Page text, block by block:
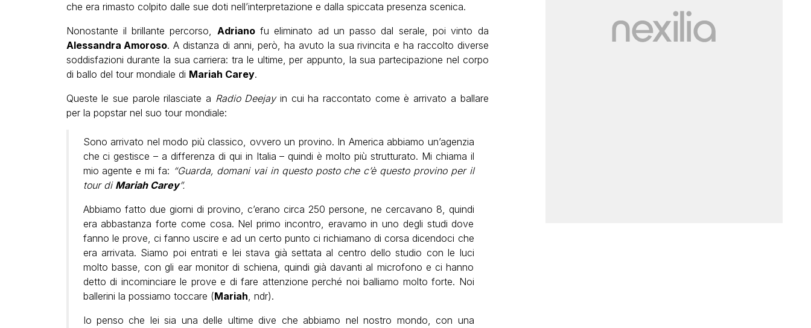
che era rimasto colpito dalle sue doti nell’interpretazione e dalla spiccata presenza scenica.
Nonostante il brillante percorso, Adrianofu eliminato ad un passo dal serale, poi vinto da
Alessandra Amoroso. A distanza di anni, però, ha avuto la sua rivincita e ha raccolto diverse
soddisfazioni durante la sua carriera: tra le ultime, per appunto, la sua partecipazione nel corpo
di ballo del tour mondiale di Mariah Carey.
Queste le sue parole rilasciate a Radio Deejayin cui ha raccontato come è arrivato a ballare
per la popstar nel suo tour mondiale:
Sono arrivato nel modo più classico, ovvero un provino. In America abbiamo un’agenzia
che ci gestisce – a differenza di qui in Italia – quindi è molto più strutturato. Mi chiama il
mio agente e mi fa: “Guarda, domani vai in questo posto che c’è questo provino per il
tour di Mariah Carey”.
Abbiamo fatto due giorni di provino, c’erano circa 250 persone, ne cercavano 8, quindi
era abbastanza forte come cosa. Nel primo incontro, eravamo in uno degli studi dove
fanno le prove, ci fanno uscire e ad un certo punto ci richiamano di corsa dicendoci che
era arrivata. Siamo poi entrati e lei stava già settata al centro dello studio con le luci
molto basse, con gli ear monitor di schiena, quindi già davanti al microfono e ci hanno
detto di incominciare le prove e di fare attenzione perché noi balliamo molto forte. Noi
ballerini la possiamo toccare (Mariah, ndr).
Io penso che lei sia una delle ultime dive che abbiamo nel nostro mondo, con una